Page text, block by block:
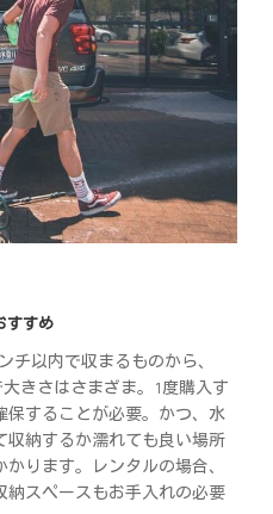
すすめ
チ以内で収まるものから、
きさはさまざま。1度購入す
保することが必要。かつ、水
収納するか濡れても良い場所
ります。レンタルの場合、
納スペースもお手入れの必要